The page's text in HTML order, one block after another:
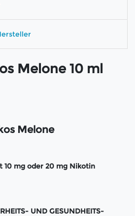
Melone 10 ml
Melone
10 mg oder 20 mg Nikotin
UND GESUNDHEITS-